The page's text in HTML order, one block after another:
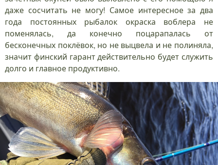
даже сосчитать не могу! Самое интересное за два
года постоянных рыбалок окраска воблера не
поменялась, да конечно поцарапалась от
бесконечных поклёвок, но не выцвела и не полиняла,
значит финский гарант действительно будет служить
долго и главное продуктивно.